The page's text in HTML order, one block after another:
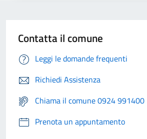
Contatta il comune
Leggi le domande frequenti
Richiedi Assistenza
Chiama il comune 0924 991400
Prenota un appuntamento